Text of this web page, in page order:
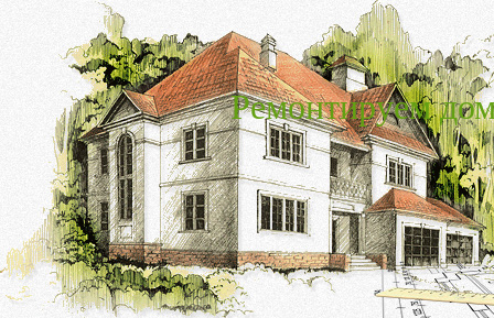
Ремонтируем